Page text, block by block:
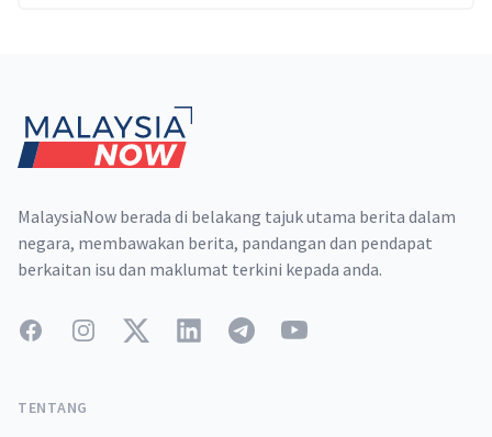
MalaysiaNow berada di belakang tajuk utama berita dalam
negara, membawakan berita, pandangan dan pendapat
berkaitan isu dan maklumat terkini kepada anda.
FacebookInstagramTwitterLinkedInTelegramYouTube
TENTANG